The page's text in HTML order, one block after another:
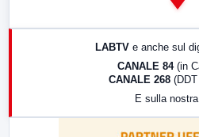
LABTV e anche sul
CANALE 84 (in
CANALE 268
E sulla nostra